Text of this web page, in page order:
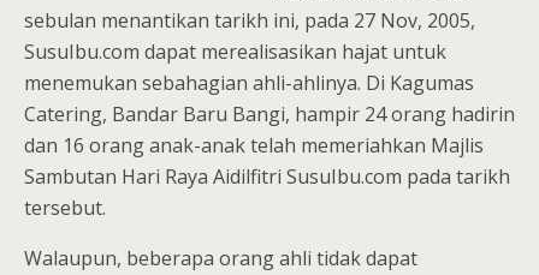
sebulan menantikan tarikh ini, pada 27 Nov, 2005,
SusuIbu.com dapat merealisasikan hajat untuk
menemukan sebahagian ahli-ahlinya. Di Kagumas
Catering, Bandar Baru Bangi, hampir 24 orang hadirin
dan 16 orang anak-anak telah memeriahkan Majlis
Sambutan Hari Raya Aidilfitri SusuIbu.com pada tarikh
tersebut.
Walaupun, beberapa orang ahli tidak dapat